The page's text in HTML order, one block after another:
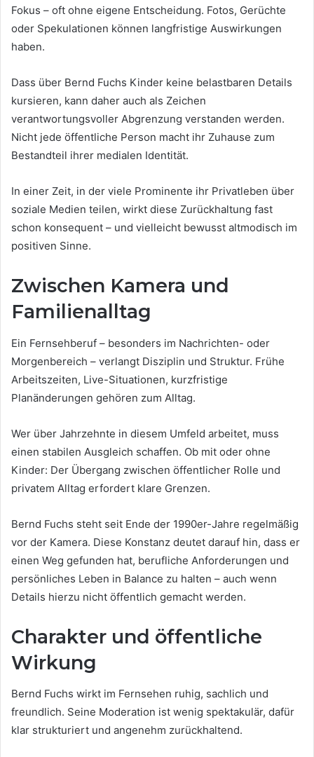
Fokus – oft ohne eigene Entscheidung. Fotos, Gerüchte
oder Spekulationen können langfristige Auswirkungen
haben.
Dass über Bernd Fuchs Kinder keine belastbaren Details
kursieren, kann daher auch als Zeichen
verantwortungsvoller Abgrenzung verstanden werden.
Nicht jede öffentliche Person macht ihr Zuhause zum
Bestandteil ihrer medialen Identität.
In einer Zeit, in der viele Prominente ihr Privatleben über
soziale Medien teilen, wirkt diese Zurückhaltung fast
schon konsequent – und vielleicht bewusst altmodisch im
positiven Sinne.
Zwischen Kamera und
Familienalltag
Ein Fernsehberuf – besonders im Nachrichten- oder
Morgenbereich – verlangt Disziplin und Struktur. Frühe
Arbeitszeiten, Live-Situationen, kurzfristige
Planänderungen gehören zum Alltag.
Wer über Jahrzehnte in diesem Umfeld arbeitet, muss
einen stabilen Ausgleich schaffen. Ob mit oder ohne
Kinder: Der Übergang zwischen öffentlicher Rolle und
privatem Alltag erfordert klare Grenzen.
Bernd Fuchs steht seit Ende der 1990er-Jahre regelmäßig
vor der Kamera. Diese Konstanz deutet darauf hin, dass er
einen Weg gefunden hat, berufliche Anforderungen und
persönliches Leben in Balance zu halten – auch wenn
Details hierzu nicht öffentlich gemacht werden.
Charakter und öffentliche
Wirkung
Bernd Fuchs wirkt im Fernsehen ruhig, sachlich und
freundlich. Seine Moderation ist wenig spektakulär, dafür
klar strukturiert und angenehm zurückhaltend.